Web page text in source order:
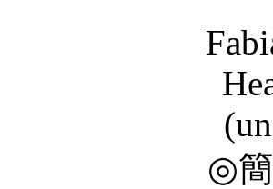
Fabian
Heather
◎